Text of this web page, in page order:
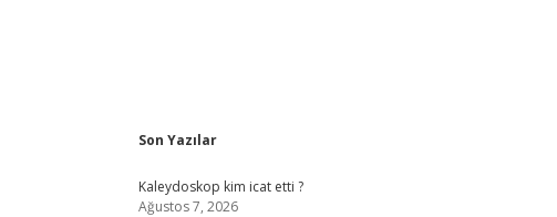
Sidebar
Son Yazılar
Kaleydoskop kim icat etti ?
Ağustos 7, 2026
https://hiltonbet-giris.com/